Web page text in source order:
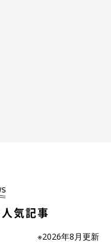
気記事
※2026年8月更新